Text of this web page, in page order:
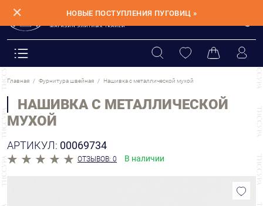
✕ НОВЫЕ ПОСТУПЛЕНИЯ ПУГОВИЦ »
Главная Фурнитура швейная Нашивка с металлической мухой
НАШИВКА С МЕТАЛЛИЧЕСКОЙ
МУХОЙ
АРТИКУЛ: 00069734
ОТЗЫВОВ: 0 В наличии